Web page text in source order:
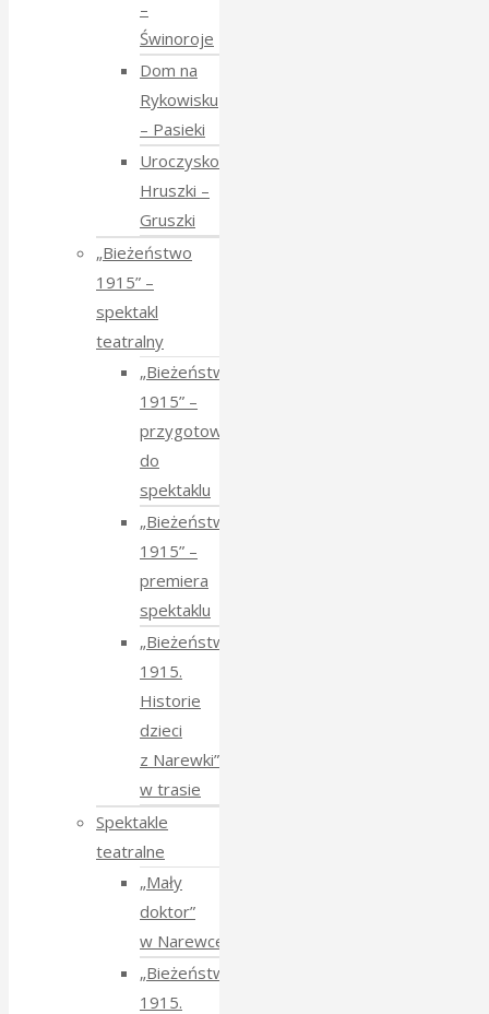
–
Świnoroje
Dom na
Rykowisku
– Pasieki
Uroczysko
Hruszki –
Gruszki
„Bieżeństwo
1915” –
spektakl
teatralny
„Bieżeństwo
1915” –
przygotowania
do
spektaklu
„Bieżeństwo
1915” –
premiera
spektaklu
„Bieżeństwo
1915.
Historie
dzieci
z Narewki”
w trasie
Spektakle
teatralne
„Mały
doktor”
w Narewce
„Bieżeństwo
1915.